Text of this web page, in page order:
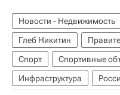
Новости - Недвижимость
Глеб Никитин
Спорт
Спортивные
Инфраструктура